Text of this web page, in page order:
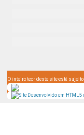
O inteiro teor deste site está